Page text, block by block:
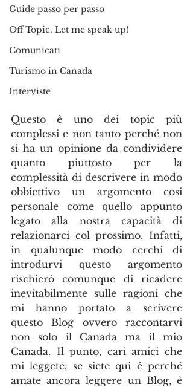
Guide passo per passo
Off Topic. Let me speak up!
Comunicati
Turismo in Canada
Interviste
Questo è uno dei topic più
complessi e non tanto perché non
si ha un opinione da condividere
quanto piuttosto per la
complessità di descrivere in modo
obbiettivo un argomento cosi
personale come quello appunto
legato alla nostra capacità di
relazionarci col prossimo. Infatti,
in qualunque modo cerchi di
introdurvi questo argomento
rischierò comunque di ricadere
inevitabilmente sulle ragioni che
mi hanno portato a scrivere
questo Blog ovvero raccontarvi
non solo il Canada ma il mio
Canada. Il punto, cari amici che
mi leggete, se siete qui è perché
amate ancora leggere un Blog, è